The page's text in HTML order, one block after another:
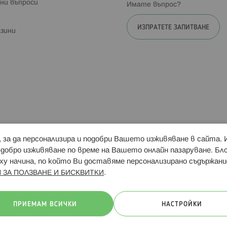
въпроси Имате въпрос?
ИЗПРАТЕТЕ ЗАПИТВАНЕ
Свързани сайтове: Hippoland.ro
за да персонализира и подобри Вашето изживяване в
изживяване по време на Вашето онлайн пазаруване.
начина, по който Ви доставяме персонализирано
ПОЛЗВАНЕ И БИСКВИТКИ .
ПРИЕМАМ ВСИЧКИ НАСТРОЙКИ